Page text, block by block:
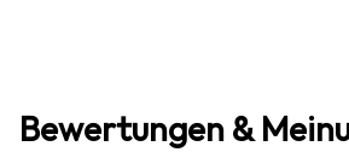
Bewertungen &